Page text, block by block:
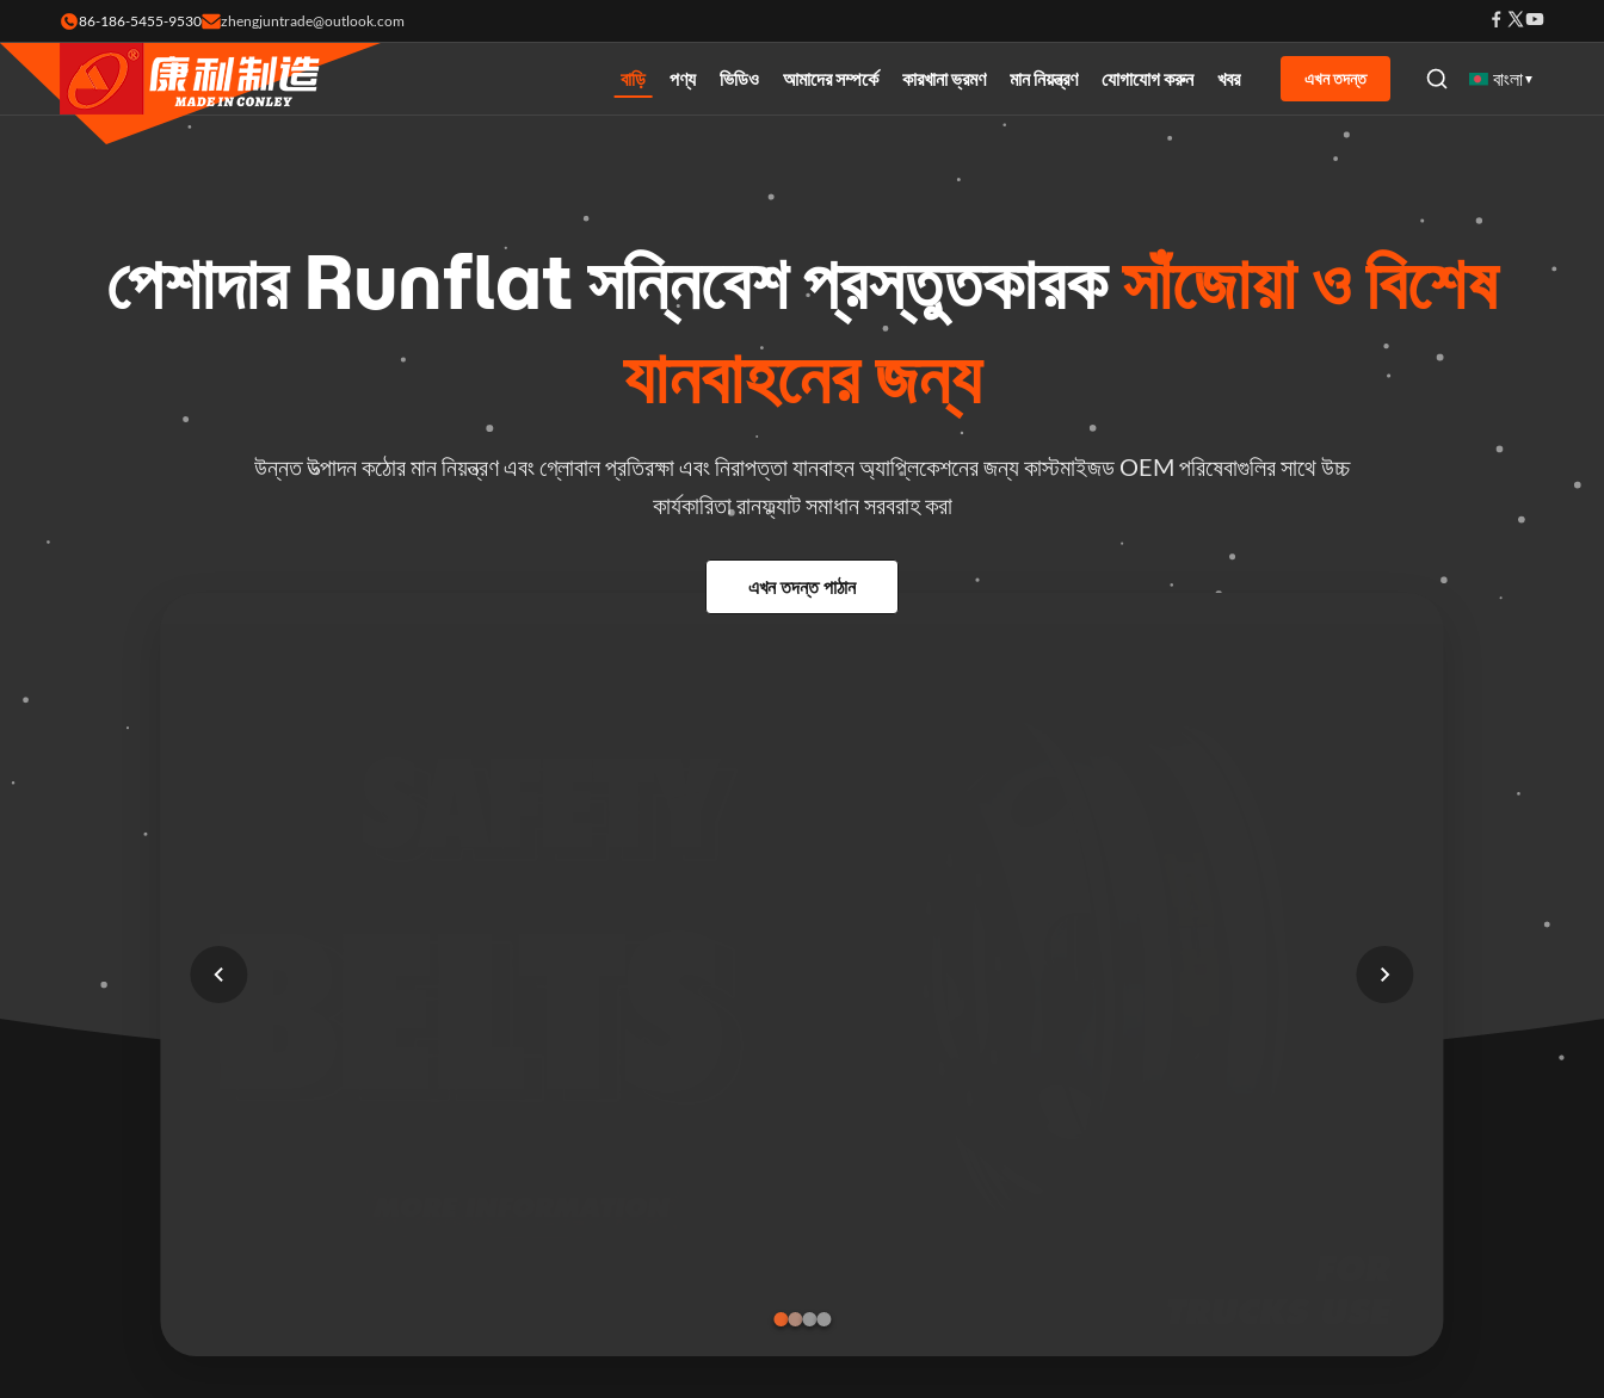
86-186-5455-9530 zhengjuntrade@outlook.com
বাড়ি পণ্য ভিডিও আমাদের সম্পর্কে কারখানা ভ্রমণ মান নিয়ন্ত্রণ যোগাযোগ করুন খবর এখন তদন্ত বাংলা▼
পেশাদার Runflat সন্নিবেশ প্রস্তুতকারকসাঁজোয়া ও বিশেষ
যানবাহনের জন্য
উন্নত উত্পাদন কঠোর মান নিয়ন্ত্রণ এবং গ্লোবাল প্রতিরক্ষা এবং নিরাপত্তা যানবাহন অ্যাপ্লিকেশনের জন্য কাস্টমাইজড OEM পরিষেবাগুলির সাথে উচ্চ
কার্যকারিতা রানফ্ল্যাট সমাধান সরবরাহ করা
এখন তদন্ত পাঠান